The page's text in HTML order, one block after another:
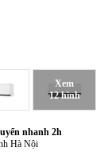
Xem
12 hình
nhanh 2h
Hà Nội